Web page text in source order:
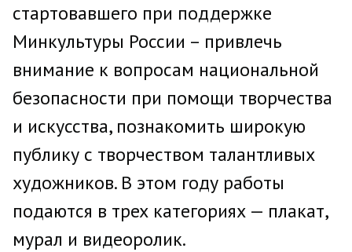
стартовавшего при поддержке
Минкультуры России – привлечь
внимание к вопросам национальной
безопасности при помощи творчества
и искусства, познакомить широкую
публику с творчеством талантливых
художников. В этом году работы
подаются в трех категориях — плакат,
мурал и видеоролик.